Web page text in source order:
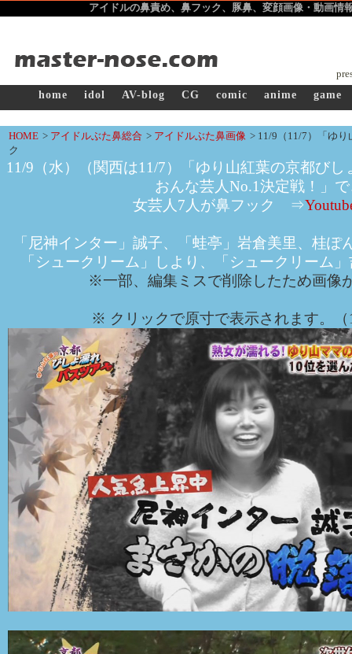
アイドルの鼻責め、鼻フック、豚鼻、変顔画像・動画
home
idol AV-blog CG comic anime game
HOME > アイドルぶた鼻総合 > アイドルぶた鼻画像 > 11/9（11/7）「ゆ
ク
11/9（水）（関西は11/7）「ゆり山紅葉の京都び
おんな芸人No.1決定戦！」
女芸人7人が鼻フック ⇒
「尼神インター」誠子、「蛙亭」岩倉美里、桂ぽ
「シュークリーム」しより、「シュークリーム
※一部、編集ミスで削除したため画像
※ クリックで原寸で表示されます。（